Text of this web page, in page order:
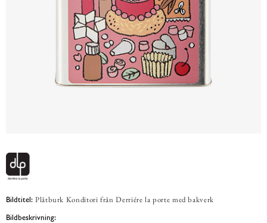
Bildtitel: Plåtburk Konditori från Derriére la porte med bakverk
Bildbeskrivning: